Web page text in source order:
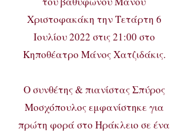
Χριστοφακάκη την Τετάρτη 6
Ιουλίου 2022 στις 21:00 στο
Κηποθέατρο Μάνος Χατζιδάκις.
Ο συνθέτης & πιανίστας Σπύρος
Μοσχόπουλος εμφανίστηκε για
πρώτη φορά στο Ηράκλειο σε ένα